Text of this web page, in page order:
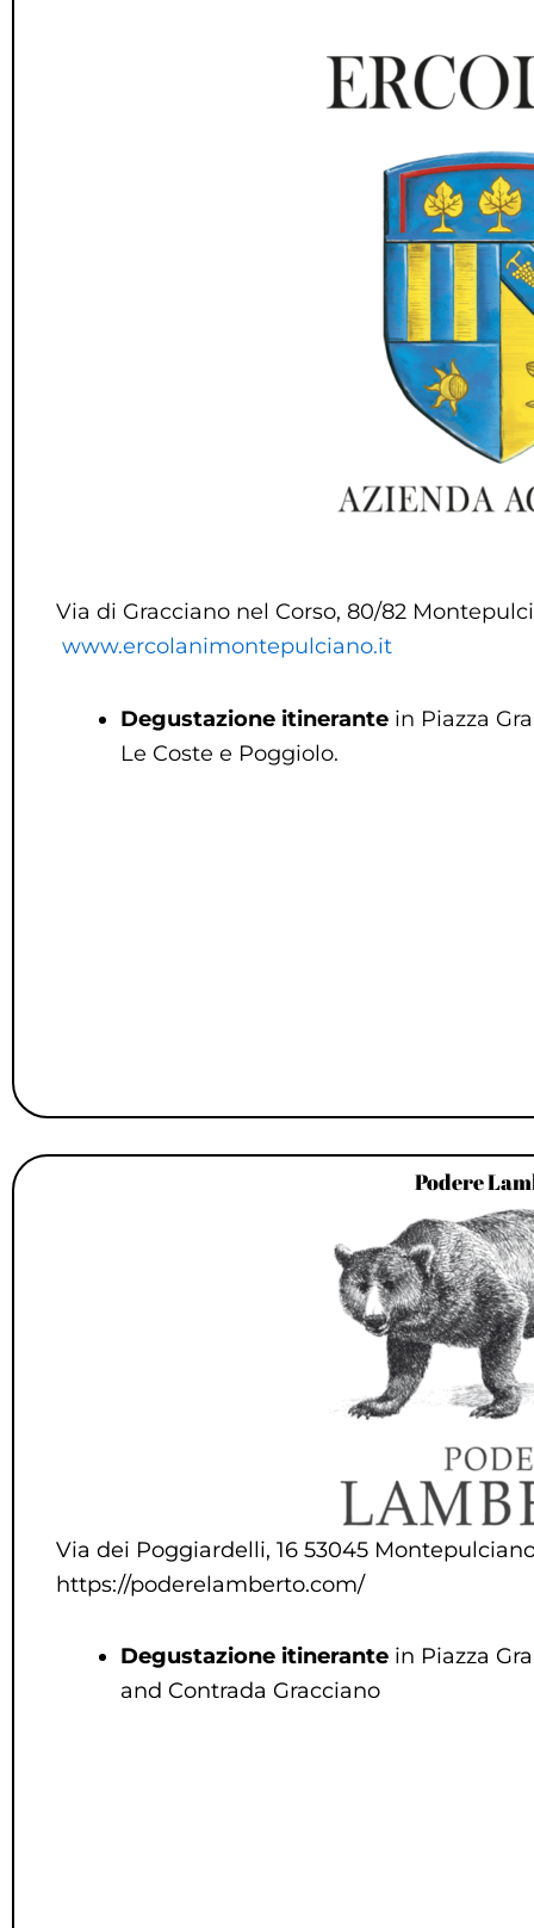
Via di Gracciano nel Corso, 80/82
www.ercolanimontepulciano.it
Degustazione itinerantein Piazza
Le Coste e Poggiolo.
Podere
Via dei Poggiardelli, 16 53045
https://poderelamberto.com/
Degustazione itinerantein Piazza
and Contrada Gracciano